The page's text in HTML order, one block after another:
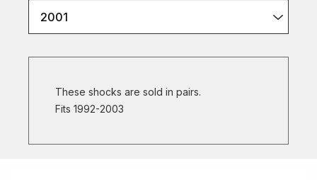
2001
These shocks are sold in pairs.
Fits 1992-2003